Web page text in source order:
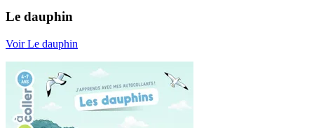
Le dauphin
Voir Le dauphin